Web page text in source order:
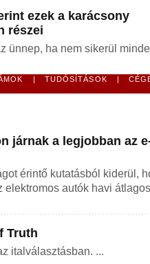
ezek a karácsony
részei
ünnep, ha nem sikerül
| TUDÓSÍTÁSOK |
járnak a legjobban az
érintő kutatásból kiderül,
elektromos autók havi
Truth
italválasztásban. ...